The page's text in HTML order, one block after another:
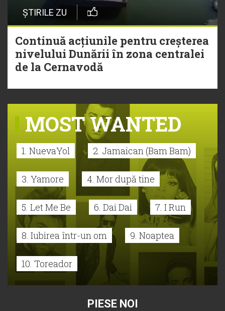
ȘTIRILE ZU
Continuă acțiunile pentru creșterea
nivelului Dunării în zona centralei
de la Cernavodă
MOST WANTED
1. NuevaYol 2. Jamaican (Bam Bam)
3. Yamore 4. Mor după tine
5. Let Me Be 6. Dai Dai 7. I Run
8. Iubirea într-un om 9. Noaptea
10. Toreador
PIESE NOI